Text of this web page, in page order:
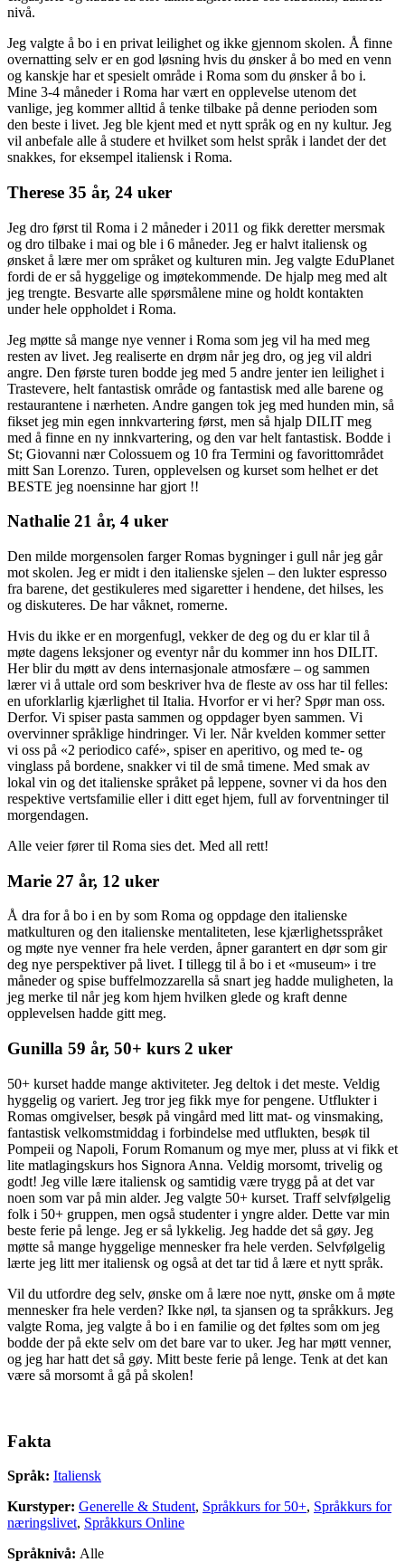
nivå.
Jeg valgte å bo i en privat leilighet og ikke gjennom skolen. Å finne
overnatting selv er en god løsning hvis du ønsker å bo med en venn
og kanskje har et spesielt område i Roma som du ønsker å bo i.
Mine 3-4 måneder i Roma har vært en opplevelse utenom det
vanlige, jeg kommer alltid å tenke tilbake på denne perioden som
den beste i livet. Jeg ble kjent med et nytt språk og en ny kultur. Jeg
vil anbefale alle å studere et hvilket som helst språk i landet der det
snakkes, for eksempel italiensk i Roma.
Therese 35 år, 24 uker
Jeg dro først til Roma i 2 måneder i 2011 og fikk deretter mersmak
og dro tilbake i mai og ble i 6 måneder. Jeg er halvt italiensk og
ønsket å lære mer om språket og kulturen min. Jeg valgte EduPlanet
fordi de er så hyggelige og imøtekommende. De hjalp meg med alt
jeg trengte. Besvarte alle spørsmålene mine og holdt kontakten
under hele oppholdet i Roma.
Jeg møtte så mange nye venner i Roma som jeg vil ha med meg
resten av livet. Jeg realiserte en drøm når jeg dro, og jeg vil aldri
angre. Den første turen bodde jeg med 5 andre jenter ien leilighet i
Trastevere, helt fantastisk område og fantastisk med alle barene og
restaurantene i nærheten. Andre gangen tok jeg med hunden min, så
fikset jeg min egen innkvartering først, men så hjalp DILIT meg
med å finne en ny innkvartering, og den var helt fantastisk. Bodde i
St; Giovanni nær Colossuem og 10 fra Termini og favorittområdet
mitt San Lorenzo. Turen, opplevelsen og kurset som helhet er det
BESTE jeg noensinne har gjort !!
Nathalie 21 år, 4 uker
Den milde morgensolen farger Romas bygninger i gull når jeg går
mot skolen. Jeg er midt i den italienske sjelen – den lukter espresso
fra barene, det gestikuleres med sigaretter i hendene, det hilses, les
og diskuteres. De har våknet, romerne.
Hvis du ikke er en morgenfugl, vekker de deg og du er klar til å
møte dagens leksjoner og eventyr når du kommer inn hos DILIT.
Her blir du møtt av dens internasjonale atmosfære – og sammen
lærer vi å uttale ord som beskriver hva de fleste av oss har til felles:
en uforklarlig kjærlighet til Italia. Hvorfor er vi her? Spør man oss.
Derfor. Vi spiser pasta sammen og oppdager byen sammen. Vi
overvinner språklige hindringer. Vi ler. Når kvelden kommer setter
vi oss på «2 periodico café», spiser en aperitivo, og med te- og
vinglass på bordene, snakker vi til de små timene. Med smak av
lokal vin og det italienske språket på leppene, sovner vi da hos den
respektive vertsfamilie eller i ditt eget hjem, full av forventninger til
morgendagen.
Alle veier fører til Roma sies det. Med all rett!
Marie 27 år, 12 uker
Å dra for å bo i en by som Roma og oppdage den italienske
matkulturen og den italienske mentaliteten, lese kjærlighetsspråket
og møte nye venner fra hele verden, åpner garantert en dør som gir
deg nye perspektiver på livet. I tillegg til å bo i et «museum» i tre
måneder og spise buffelmozzarella så snart jeg hadde muligheten, la
jeg merke til når jeg kom hjem hvilken glede og kraft denne
opplevelsen hadde gitt meg.
Gunilla 59 år, 50+ kurs 2 uker
50+ kurset hadde mange aktiviteter. Jeg deltok i det meste. Veldig
hyggelig og variert. Jeg tror jeg fikk mye for pengene. Utflukter i
Romas omgivelser, besøk på vingård med litt mat- og vinsmaking,
fantastisk velkomstmiddag i forbindelse med utflukten, besøk til
Pompeii og Napoli, Forum Romanum og mye mer, pluss at vi fikk et
lite matlagingskurs hos Signora Anna. Veldig morsomt, trivelig og
godt! Jeg ville lære italiensk og samtidig være trygg på at det var
noen som var på min alder. Jeg valgte 50+ kurset. Traff selvfølgelig
folk i 50+ gruppen, men også studenter i yngre alder. Dette var min
beste ferie på lenge. Jeg er så lykkelig. Jeg hadde det så gøy. Jeg
møtte så mange hyggelige mennesker fra hele verden. Selvfølgelig
lærte jeg litt mer italiensk og også at det tar tid å lære et nytt språk.
Vil du utfordre deg selv, ønske om å lære noe nytt, ønske om å møte
mennesker fra hele verden? Ikke nøl, ta sjansen og ta språkkurs. Jeg
valgte Roma, jeg valgte å bo i en familie og det føltes som om jeg
bodde der på ekte selv om det bare var to uker. Jeg har møtt venner,
og jeg har hatt det så gøy. Mitt beste ferie på lenge. Tenk at det kan
være så morsomt å gå på skolen!
Fakta
Språk: Italiensk
Kurstyper: Generelle & Student, Språkkurs for 50+, Språkkurs for
næringslivet, Språkkurs Online
Språknivå: Alle